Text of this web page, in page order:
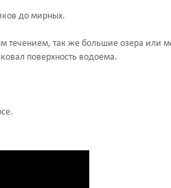
до мирных.
течением, так же большие озера или
поверхность водоема.